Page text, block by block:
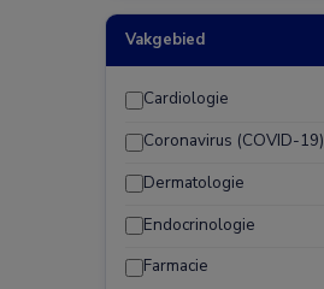
Vakgebied
Cardiologie
Coronavirus (COVID-19)
Dermatologie
Endocrinologie
Farmacie